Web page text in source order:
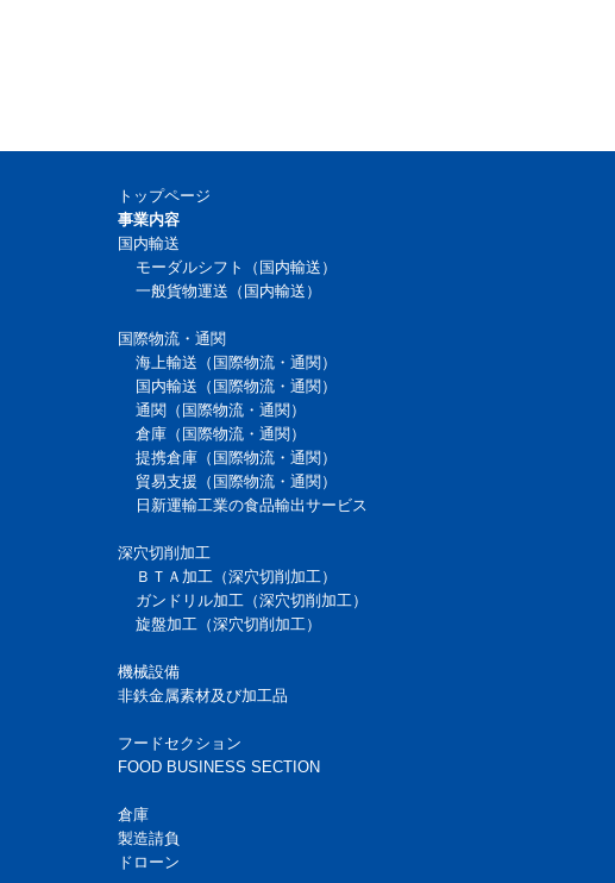
トップページ
事業内容
国内輸送
モーダルシフト（国内輸送）
一般貨物運送（国内輸送）
国際物流・通関
海上輸送（国際物流・通関）
国内輸送（国際物流・通関）
通関（国際物流・通関）
倉庫（国際物流・通関）
提携倉庫（国際物流・通関）
貿易支援（国際物流・通関）
日新運輸工業の食品輸出サービス
深穴切削加工
ＢＴＡ加工（深穴切削加工）
ガンドリル加工（深穴切削加工）
旋盤加工（深穴切削加工）
機械設備
非鉄金属素材及び加工品
フードセクション
FOOD BUSINESS SECTION
倉庫
製造請負
ドローン